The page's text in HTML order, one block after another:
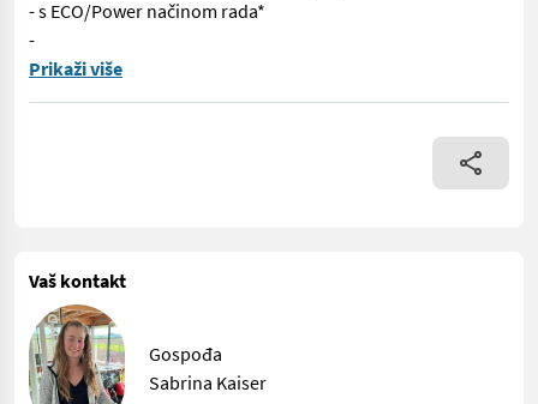
- s ECO/Power načinom rada*
-
Br. 70727 Teleskopski utovarivač JCB 542-100 Agri XTRAr
Prikaži više
Vaš kontakt
Gospođa
Sabrina Kaiser